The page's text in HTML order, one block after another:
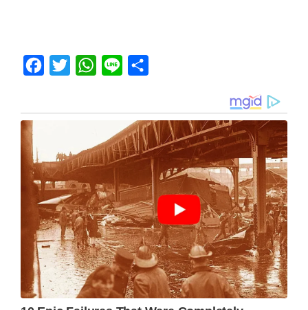
Facebook
Twitter WhatsApp
Line